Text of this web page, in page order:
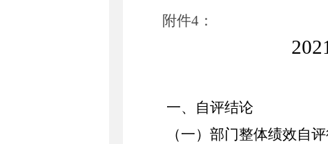
附件4 ：
2021
一、自评结论
（一）部门整体绩效自